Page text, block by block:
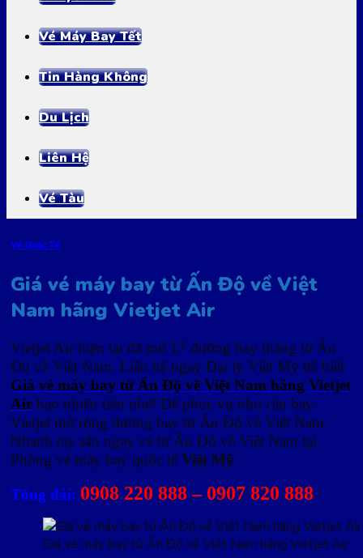
Vé Máy Bay Tết
Tin Hàng Không
Du Lịch
Liên Hệ
Vé Tàu
Vé Quốc Tế
Giá vé máy bay từ Ấn Độ về Việt
Nam hãng Vietjet Air
Vietjet Air hiện tại đã mở 17 đường bay thẳng từ Ấn
Độ về Việt Nam. Liên hệ ngay Đại lý Việt Mỹ để biết
Giá vé máy bay từ Ấn Độ về Việt Nam hãng Vietjet
Air bao nhiêu tiền nhé! Để phục vụ nhu cầu bay
Vietjet mở rộng đường bay từ Ấn Độ về Việt Nam.
Nhanh tay săn ngay vé từ Ấn Độ về Việt Nam tại
Phòng vé máy bay quốc tếViệt Mỹ.
Tổng đài: 0908 220 888 – 0907 820 888
Giá vé máy bay từ Ấn Độ về Việt Nam hãng Vietjet Air